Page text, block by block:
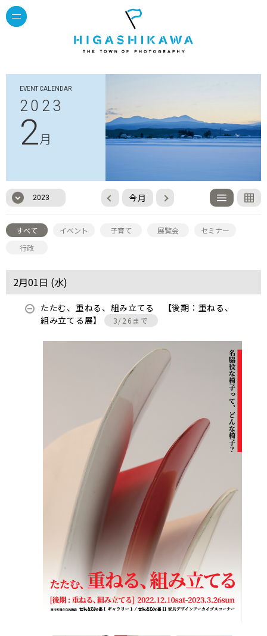
EVENT CALENDAR
2023
2月
2023 今月
すべて イベント 子育て 展覧会
セミナー
行政
2月01日 (水)
たたむ、重ねる、組み立てる 【後期：重ねる、
組み立てる展】
3/26まで